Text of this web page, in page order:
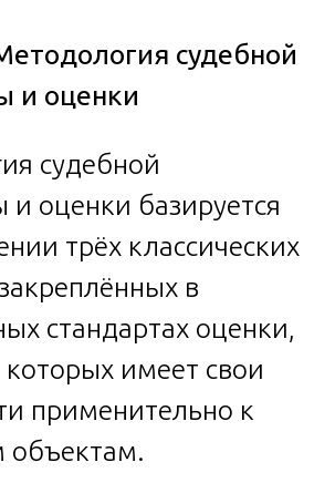
судебной
и оценки
судебной
и оценки базируется
трёх классических
в
стандартах оценки,
имеет свои
применительно к
объектам.